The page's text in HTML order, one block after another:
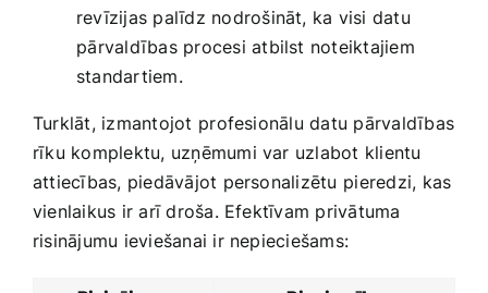
revīzijas palīdz nodrošināt,‌ ka visi datu
⁢pārvaldības procesi atbilst noteiktajiem
standartiem.
Turklāt, izmantojot⁢ profesionālu datu pārvaldības
rīku​ komplektu, uzņēmumi var uzlabot klientu
attiecības, piedāvājot personalizētu⁢ pieredzi,⁣ kas
vienlaikus ir‌ arī droša. Efektīvam privātuma
risinājumu‌ ieviešanai ir nepieciešams: